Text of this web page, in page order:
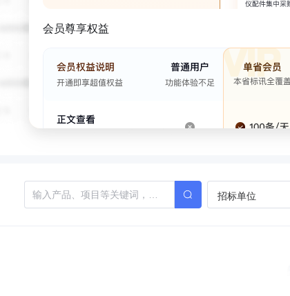
会员尊享权益
招标单位